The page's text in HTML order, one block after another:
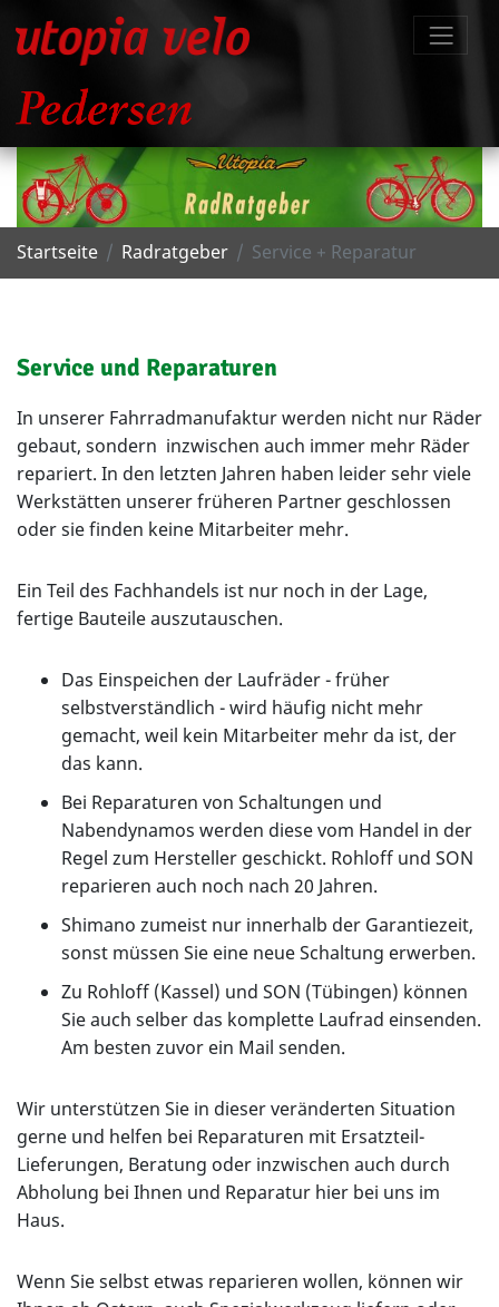
Startseite Radratgeber Service + Reparatur
Service und Reparaturen
In unserer Fahrradmanufaktur werden nicht nur Räder
gebaut, sondern inzwischen auch immer mehr Räder
repariert. In den letzten Jahren haben leider sehr viele
Werkstätten unserer früheren Partner geschlossen
oder sie finden keine Mitarbeiter mehr.
Ein Teil des Fachhandels ist nur noch in der Lage,
fertige Bauteile auszutauschen.
Das Einspeichen der Laufräder - früher
selbstverständlich - wird häufig nicht mehr
gemacht, weil kein Mitarbeiter mehr da ist, der
das kann.
Bei Reparaturen von Schaltungen und
Nabendynamos werden diese vom Handel in der
Regel zum Hersteller geschickt. Rohloff und SON
reparieren auch noch nach 20 Jahren.
Shimano zumeist nur innerhalb der Garantiezeit,
sonst müssen Sie eine neue Schaltung erwerben.
Zu Rohloff (Kassel) und SON (Tübingen) können
Sie auch selber das komplette Laufrad einsenden.
Am besten zuvor ein Mail senden.
Wir unterstützen Sie in dieser veränderten Situation
gerne und helfen bei Reparaturen mit Ersatzteil-
Lieferungen, Beratung oder inzwischen auch durch
Abholung bei Ihnen und Reparatur hier bei uns im
Haus.
Wenn Sie selbst etwas reparieren wollen, können wir